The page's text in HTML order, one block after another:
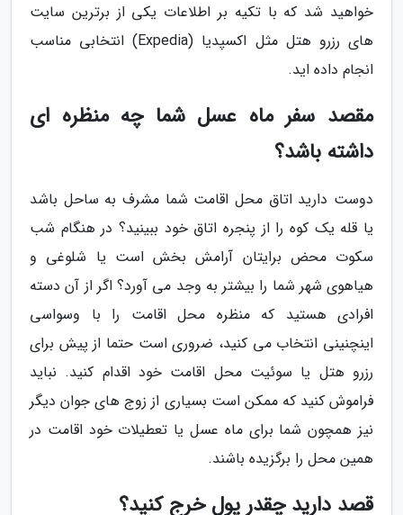
خواهید شد که با تکیه بر اطلاعات یکی از برترین سایت
های رزرو هتل مثل اکسپدیا (Expedia) انتخابی مناسب
انجام داده اید.
مقصد سفر ماه عسل شما چه منظره ای
داشته باشد؟
دوست دارید اتاق محل اقامت شما مشرف به ساحل باشد
یا قله یک کوه را از پنجره اتاق خود ببینید؟ در هنگام شب
سکوت محض برایتان آرامش بخش است یا شلوغی و
هیاهوی شهر شما را بیشتر به وجد می آورد؟ اگر از آن دسته
افرادی هستید که منظره محل اقامت را با وسواسی
اینچنینی انتخاب می کنید، ضروری است حتما از پیش برای
رزرو هتل یا سوئیت محل اقامت خود اقدام کنید. نباید
فراموش کنید که ممکن است بسیاری از زوج های جوان دیگر
نیز همچون شما برای ماه عسل یا تعطیلات خود اقامت در
همین محل را برگزیده باشند.
قصد دارید چقدر پول خرج کنید؟